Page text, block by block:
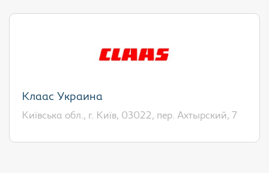
Клаас Украина
Київська обл., г. Київ, 03022, пер. Ахтырский, 7